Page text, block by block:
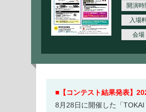
開演時
入場
会場
■【コンテスト結果発表】
8月28日に開催した「